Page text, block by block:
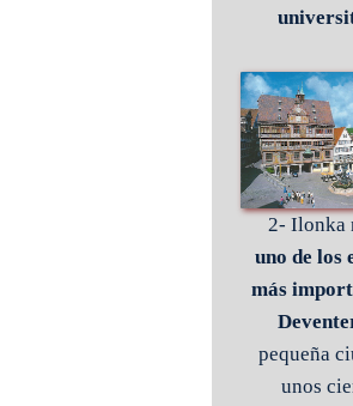
2- Ilonka
uno de los
más
pequeña
unos